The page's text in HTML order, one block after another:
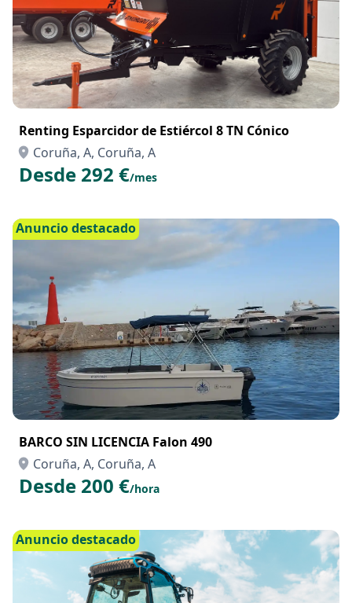
Renting Esparcidor de Estiércol 8 TN Cónico
Coruña, A, Coruña, A
Desde 292 €/mes
Anuncio destacado
BARCO SIN LICENCIA Falon 490
Coruña, A, Coruña, A
Desde 200 €/hora
Anuncio destacado